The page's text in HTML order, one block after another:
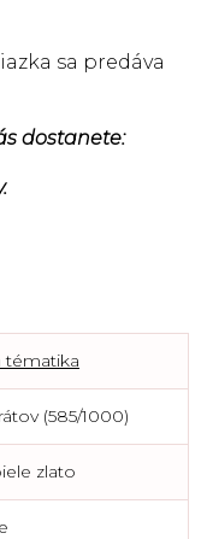
sa predáva
dostanete:
tématika
(585/1000)
zlato